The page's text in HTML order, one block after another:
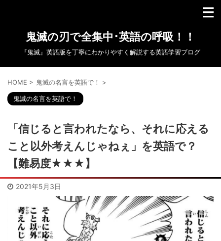
鬼滅の刃で全集中･英語の呼吸！！
『鬼滅』英語版を丁寧にわかりやすく解説する英語学習ブログ
HOME > 鬼滅の名言を英語で！ >
鬼滅の名言を英語で！
「信じると言われたなら、それに応える
こと以外考えんじゃねぇ」を英語で？
【難易度★★★】
2021年5月3日